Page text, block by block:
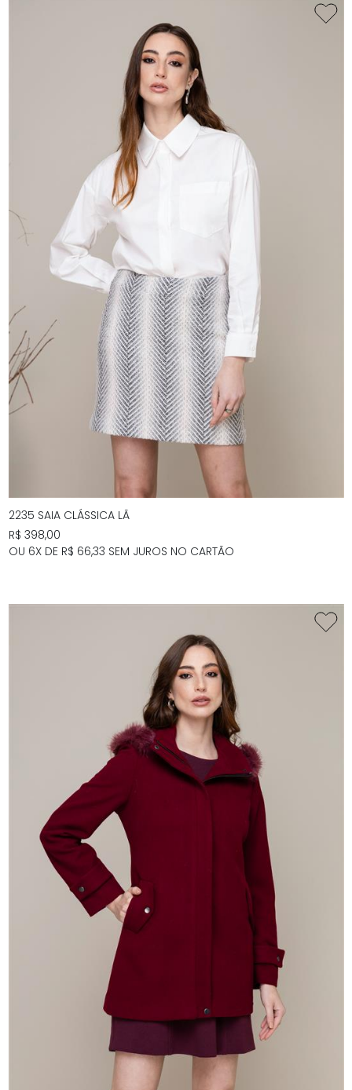
2235 SAIA CLÁSSICA LÃ
R$ 398,00
OU 6X DE R$ 66,33 SEM JUROS NO CARTÃO